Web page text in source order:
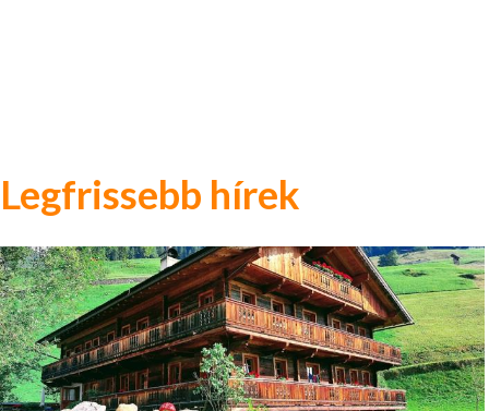
Legfrissebb hírek